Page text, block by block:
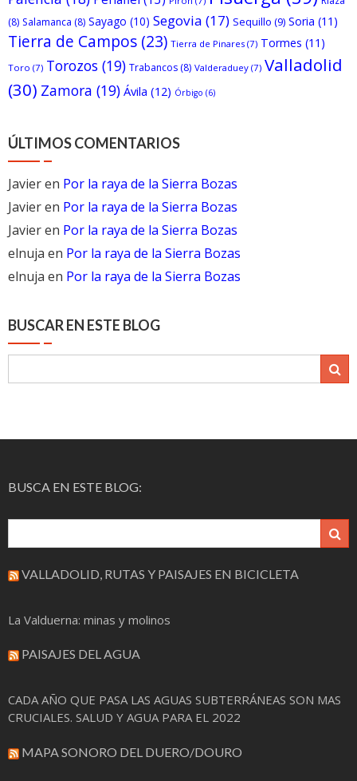
(8) Salamanca (8) Sayago (10) Segovia (17) Sequillo (9) Soria (11)
Tierra de Campos (23) Tierra de Pinares (7) Tormes (11)
Toro (7) Torozos (19) Trabancos (8) Valderaduey (7) Valladolid
(30) Zamora (19) Ávila (12) Órbigo (6)
ÚLTIMOS COMENTARIOS
Javieren Por la raya de la Sierra Bozas
Javieren Por la raya de la Sierra Bozas
Javieren Por la raya de la Sierra Bozas
elnuja en Por la raya de la Sierra Bozas
elnuja en Por la raya de la Sierra Bozas
BUSCAR EN ESTE BLOG
BUSCA EN ESTE BLOG:
VALLADOLID, RUTAS Y PAISAJES EN BICICLETA
La Valduerna: minas y molinos
PAISAJES DEL AGUA
CADA AÑO QUE PASA LAS AGUAS SUBTERRÁNEAS SON MAS
CRUCIALES. SALUD Y AGUA PARA EL 2022
MAPA SONORO DEL DUERO/DOURO